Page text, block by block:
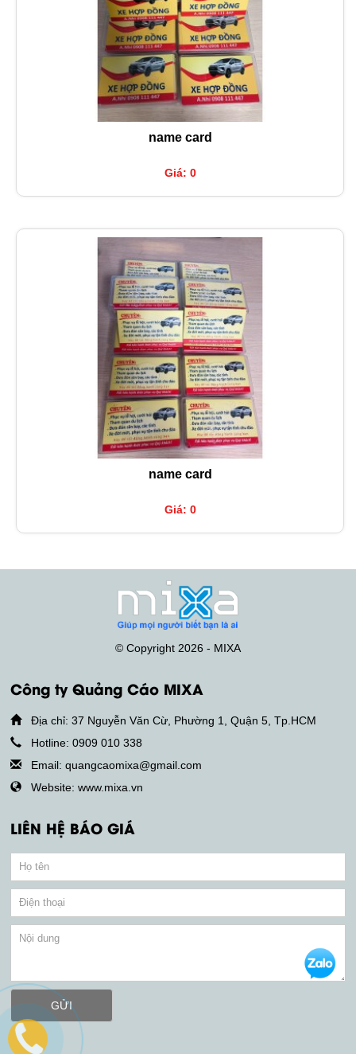
name card
Giá: 0
name card
Giá: 0
© Copyright 2026 - MIXA
Công ty Quảng Cáo MIXA
Địa chỉ: 37 Nguyễn Văn Cừ, Phường 1, Quận 5, Tp.HCM
Hotline: 0909 010 338
Email: quangcaomixa@gmail.com
Website: www.mixa.vn
LIÊN HỆ BÁO GIÁ
GỬI